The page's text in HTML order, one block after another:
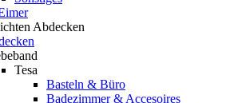
Abdecken
Tesa
Basteln & Büro
Badezimmer & Accesoires